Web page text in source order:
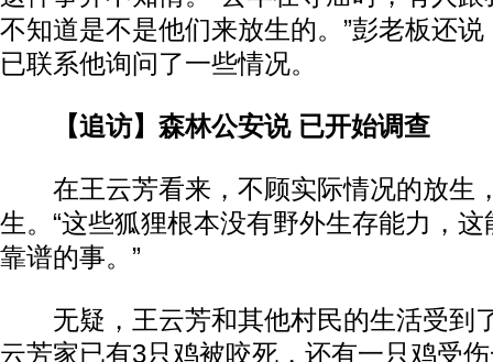
不知道是不是他们来放生的。”彭老板还
已联系他询问了一些情况。
【追访】森林公安说 已开始调查
在王云芳看来，不顾实际情况的放生
生。“这些狐狸根本没有野外生存能力，
靠谱的事。”
无疑，王云芳和其他村民的生活受到
云芳家已有3只鸡被咬死，还有一只鸡受